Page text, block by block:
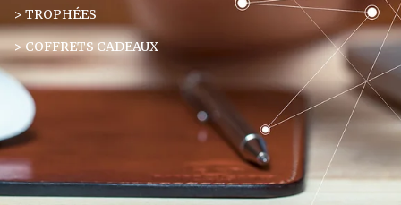
> TROPHÉES
> COFFRETS CADEAUX